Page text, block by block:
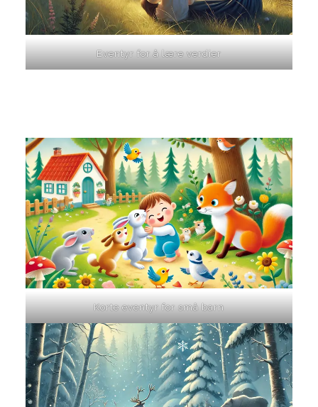
Eventyr for å lære verdier
Korte eventyr for små barn